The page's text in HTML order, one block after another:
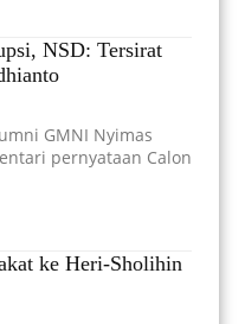
NSD: Tersirat
GMNI Nyimas
pernyataan Calon
ke Heri-Sholihin